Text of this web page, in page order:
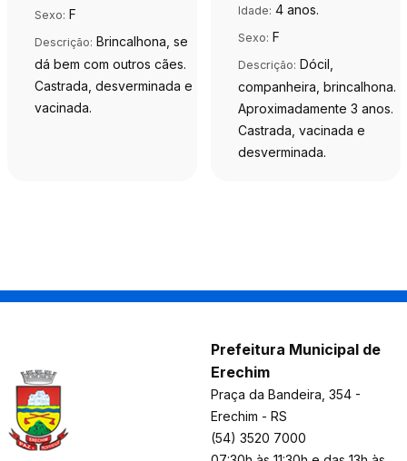
Sexo: F
Descrição: Brincalhona, se
dá bem com outros cães.
Castrada, desverminada e
vacinada.
Idade: 4 anos.
Sexo: F
Descrição: Dócil,
companheira, brincalhona.
Aproximadamente 3 anos.
Castrada, vacinada e
desverminada.
Prefeitura Municipal de
Erechim
Praça da Bandeira, 354 -
Erechim - RS
(54) 3520 7000